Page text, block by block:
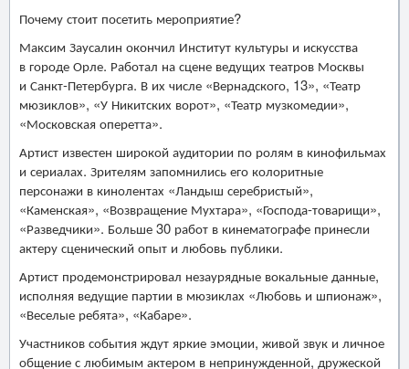
Почему стоит посетить мероприятие?
Максим Заусалин окончил Институт культуры и искусства
в городе Орле. Работал на сцене ведущих театров Москвы
и Санкт-Петербурга. В их числе «Вернадского, 13», «Театр
мюзиклов», «У Никитских ворот», «Театр музкомедии»,
«Московская оперетта».
Артист известен широкой аудитории по ролям в кинофильмах
и сериалах. Зрителям запомнились его колоритные
персонажи в кинолентах «Ландыш серебристый»,
«Каменская», «Возвращение Мухтара», «Господа-товарищи»,
«Разведчики». Больше 30 работ в кинематографе принесли
актеру сценический опыт и любовь публики.
Артист продемонстрировал незаурядные вокальные данные,
исполняя ведущие партии в мюзиклах «Любовь и шпионаж»,
«Веселые ребята», «Кабаре».
Участников события ждут яркие эмоции, живой звук и личное
общение с любимым актером в непринужденной, дружеской